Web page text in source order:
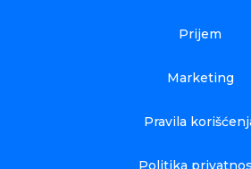
Prijem
Marketing
Pravila
Politika